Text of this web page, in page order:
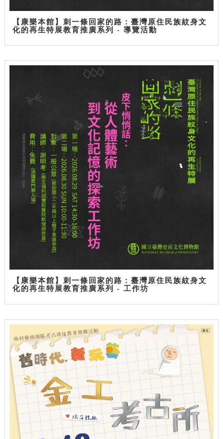
【康樂本館】刺一條回家的路：臺灣原住民族紋身文
化的再生特展教育推廣系列 - 導覽活動
【康樂本館】刺一條回家的路：臺灣原住民族紋身文
化的再生特展教育推廣系列 - 工作坊